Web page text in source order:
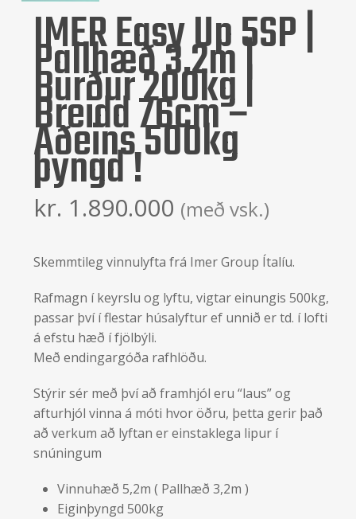
IMER Easy Up 5SP |
Pallhæð 3,2m |
Burður 200kg |
Breidd 76cm –
Aðeins 500kg
þyngd !
kr. 1.890.000 (með vsk.)
Skemmtileg vinnulyfta frá Imer Group Ítalíu.
Rafmagn í keyrslu og lyftu, vigtar einungis 500kg,
passar því í flestar húsalyftur ef unnið er td. í lofti
á efstu hæð í fjölbýli.
Með endingargóða rafhlöðu.
Stýrir sér með því að framhjól eru “laus” og
afturhjól vinna á móti hvor öðru, þetta gerir það
að verkum að lyftan er einstaklega lipur í
snúningum
Vinnuhæð 5,2m ( Pallhæð 3,2m )
Eiginþyngd 500kg